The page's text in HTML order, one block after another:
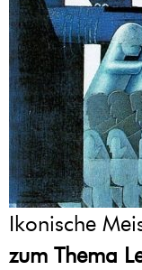
Ikonische
zum Thema